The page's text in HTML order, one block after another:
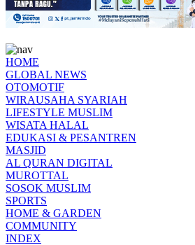
HOME
GLOBAL NEWS
OTOMOTIF
WIRAUSAHA SYARIAH
LIFESTYLE MUSLIM
WISATA HALAL
EDUKASI & PESANTREN
MASJID
AL QURAN DIGITAL
MUROTTAL
SOSOK MUSLIM
SPORTS
HOME & GARDEN
COMMUNITY
INDEX